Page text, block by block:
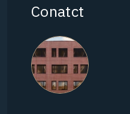
Conatct